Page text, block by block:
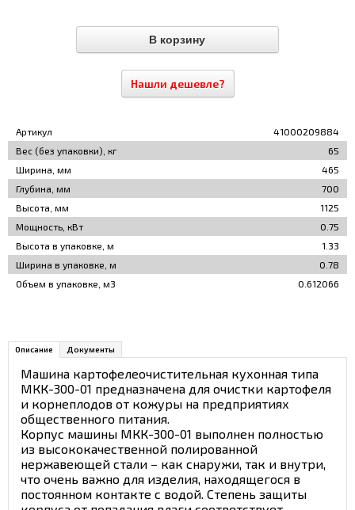
Нашли дешевле?
Артикул
41000209884
Вес (без упаковки), кг
65
Ширина, мм
465
Глубина, мм
700
Высота, мм
1125
Мощность, кВт
0.75
Высота в упаковке, м
1.33
Ширина в упаковке, м
0.78
Объем в упаковке, м3
0.612066
Описание Документы
Машина картофелеочистительная кухонная типа
МКК-300-01 предназначена для очистки картофеля
и корнеплодов от кожуры на предприятиях
общественного питания.
Корпус машины МКК-300-01 выполнен полностью
из высококачественной полированной
нержавеющей стали – как снаружи, так и внутри,
что очень важно для изделия, находящегося в
постоянном контакте с водой. Степень защиты